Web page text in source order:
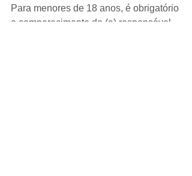
Para menores de 18 anos, é obrigatório
o comparecimento do (a) responsável